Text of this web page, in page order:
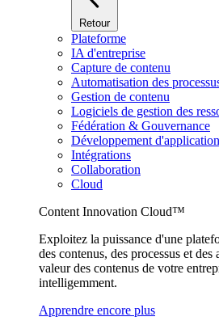
Retour
Plateforme
IA d'entreprise
Capture de contenu
Automatisation des
Gestion de contenu
Logiciels de gestion des
Fédération & Gouvernance
Développement
Intégrations
Collaboration
Cloud
Content Innovation Cloud™
Exploitez la puissance d'une
des contenus, des processus et
valeur des contenus de votre
intelligemment.
Apprendre encore plus